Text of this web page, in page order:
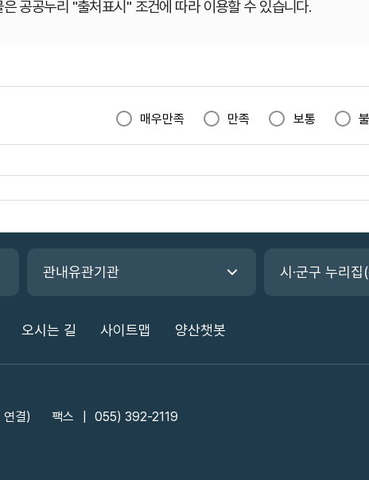
은 공공누리 "출처표시" 조건에 따라 이용할 수 있습니다.
매우만족 만족 보통
관내유관기관 시·군구 누리
오시는 길 사이트맵 양산챗봇
결) 팩스
055) 392-2119